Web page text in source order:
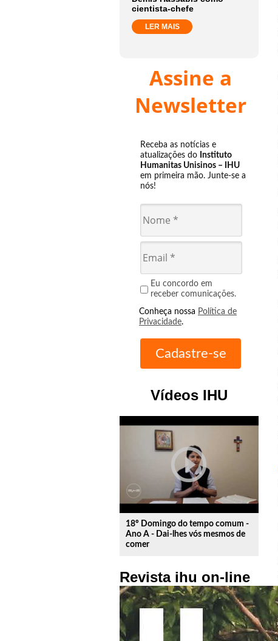
cientista-chefe
LER MAIS
Assine a
Newsletter
Receba as notícias e
atualizações do Instituto
Humanitas Unisinos – IHU
em primeira mão. Junte-se a
nós!
Eu concordo em
receber comunicações.
Conheça nossa Política de
Privacidade.
Vídeos IHU
play_circle_outline
18º Domingo do tempo comum -
Ano A - Dai-lhes vós mesmos de
comer
Revista ihu on-line